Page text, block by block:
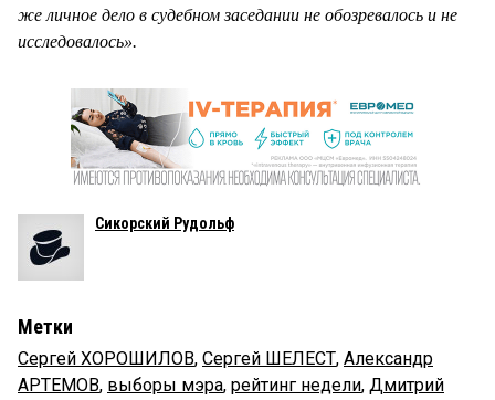
же личное дело в судебном заседании не обозревалось и не
исследовалось».
Сикорский Рудольф
Метки
Сергей ХОРОШИЛОВ, Сергей ШЕЛЕСТ, Александр
АРТЕМОВ, выборы мэра, рейтинг недели, Дмитрий